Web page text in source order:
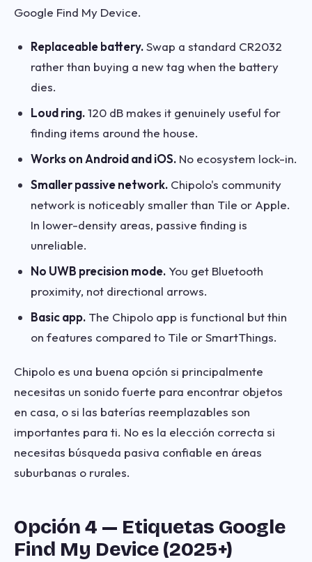
Google Find My Device.
Replaceable battery.Swap a standard CR2032
rather than buying a new tag when the battery
dies.
Loud ring.120 dB makes it genuinely useful for
finding items around the house.
Works on Android and iOS. No ecosystem lock-in.
Smaller passive network. Chipolo's community
network is noticeably smaller than Tile or Apple.
In lower-density areas, passive finding is
unreliable.
No UWB precision mode. You get Bluetooth
proximity, not directional arrows.
Basic app. The Chipolo app is functional but thin
on features compared to Tile or SmartThings.
Chipolo es una buena opción si principalmente
necesitas un sonido fuerte para encontrar objetos
en casa, o si las baterías reemplazables son
importantes para ti. No es la elección correcta si
necesitas búsqueda pasiva confiable en áreas
suburbanas o rurales.
Opción 4 — Etiquetas Google
Find My Device (2025+)